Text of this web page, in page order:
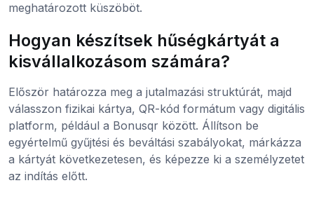
meghatározott küszöböt.
Hogyan készítsek hűségkártyát a
kisvállalkozásom számára?
Először határozza meg a jutalmazási struktúrát, majd
válasszon fizikai kártya, QR-kód formátum vagy digitális
platform, például a Bonusqr között. Állítson be
egyértelmű gyűjtési és beváltási szabályokat, márkázza
a kártyát következetesen, és képezze ki a személyzetet
az indítás előtt.